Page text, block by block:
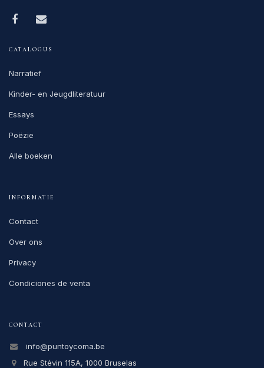
CATALOGUS
Narratief
Kinder- en Jeugdliteratuur
Essays
Poëzie
Alle boeken
INFORMATIE
Contact
Over ons
Privacy
Condiciones de venta
CONTACT
info@puntoycoma.be
Rue Stévin 115A, 1000 Bruselas